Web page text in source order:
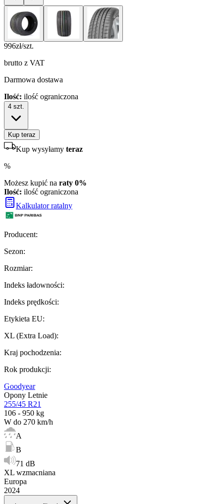
996zł/szt.
brutto z VAT
Darmowa dostawa
Ilość: ilość ograniczona
4 szt.
Kup teraz
Kup wysyłamy teraz
%
Możesz kupić na raty 0%
Ilość: ilość ograniczona
Kalkulator ratalny
Producent:
Sezon:
Rozmiar:
Indeks ładowności:
Indeks prędkości:
Etykieta EU:
XL (Extra Load):
Kraj pochodzenia:
Rok produkcji:
Goodyear
Opony Letnie
255/45 R21
106 - 950 kg
W do 270 km/h
A
B
71 dB
XL wzmacniana
Europa
2024